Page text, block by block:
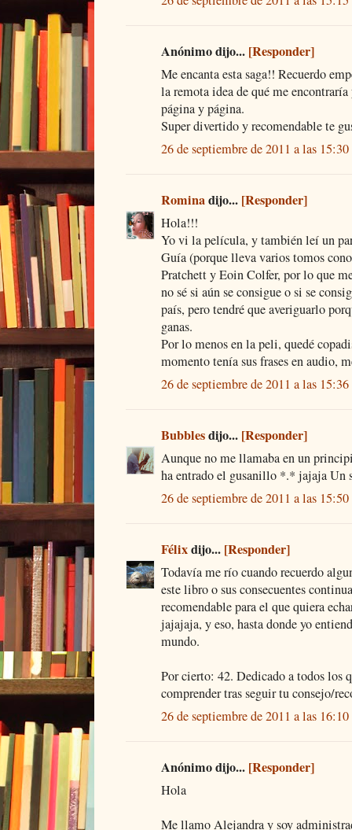
Anónimo dijo... [Responder]
Me encanta esta saga!! Recuerdo
la remota idea de qué me encontraría
página y página.
Super divertido y recomendable te
26 de septiembre de 2011 a las 15:30
Rominadijo... [Responder]
Hola!!!
Yo vi la película, y también leí un
Guía (porque lleva varios tomos
Pratchett y Eoin Colfer, por lo que
no sé si aún se consigue o si se
país, pero tendré que averiguarlo
ganas.
Por lo menos en la peli, quedé
momento tenía sus frases en audio,
26 de septiembre de 2011 a las 15:36
Bubblesdijo... [Responder]
Aunque no me llamaba en un
ha entrado el gusanillo *.* jajaja Un
26 de septiembre de 2011 a las 15:50
Félixdijo... [Responder]
Todavía me río cuando recuerdo
este libro o sus consecuentes
recomendable para el que quiera
jajajaja, y eso, hasta donde yo
mundo.
Por cierto: 42. Dedicado a todos los
comprender tras seguir tu consejo/
26 de septiembre de 2011 a las 16:10
Anónimo dijo... [Responder]
Hola
Me llamo Alejandra y soy